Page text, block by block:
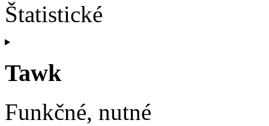
Štatistické
Consent
service
sourcebuster-
Tawk
Funkčné, nutné